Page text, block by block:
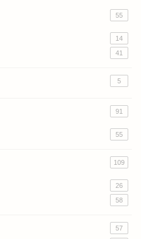
55
14
41
5
91
55
109
26
58
57